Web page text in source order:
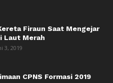
Firaun Saat Mengejar
Laut Merah
3, 2019
CPNS Formasi 2019